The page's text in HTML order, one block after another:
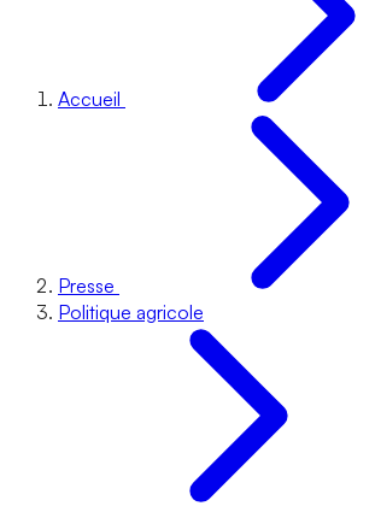
Accueil
Presse
Politique agricole